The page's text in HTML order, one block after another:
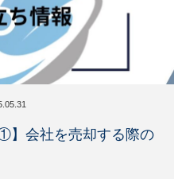
】会社を売却する際の